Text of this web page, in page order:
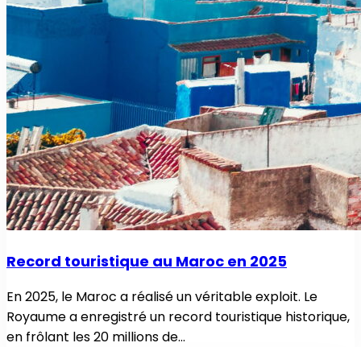
Record touristique au Maroc en 2025
En 2025, le Maroc a réalisé un véritable exploit. Le
Royaume a enregistré un record touristique historique,
en frôlant les 20 millions de…